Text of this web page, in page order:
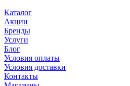
Каталог
Акции
Бренды
Услуги
Блог
Условия оплаты
Условия доставки
Контакты